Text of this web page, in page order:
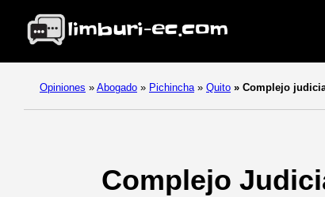
Opiniones » Abogado » Pichincha » Quito » Complejo
Complejo